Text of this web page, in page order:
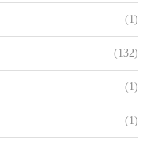
(1)
(132)
(1)
(1)